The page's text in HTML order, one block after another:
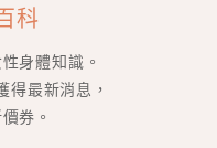
科
身體知識。
得最新消息，
券。